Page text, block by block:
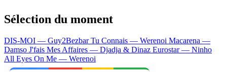
Sélection du moment
DIS-MOI — Guy2BezbarTu Connais — Werenoi Macarena —
Damso J'fais Mes Affaires — Djadja & Dinaz Eurostar — Ninho
All Eyes On Me — Werenoi